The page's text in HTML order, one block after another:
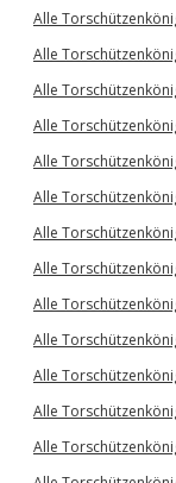
Alle
Alle
Alle
Alle
Alle
Alle
Alle
Alle
Alle
Alle
Alle
Alle
Alle